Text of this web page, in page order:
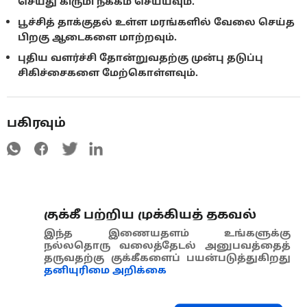
பூச்சித் தாக்குதல் உள்ள மரங்களில் வேலை செய்த
பிறகு ஆடைகளை மாற்றவும்.
புதிய வளர்ச்சி தோன்றுவதற்கு முன்பு தடுப்பு
சிகிச்சைகளை மேற்கொள்ளவும்.
பகிரவும்
குக்கீ பற்றிய முக்கியத் தகவல்
இந்த இணையதளம் உங்களுக்கு
நல்லதொரு வலைத்தேடல் அனுபவத்தைத்
தருவதற்கு குக்கீகளைப் பயன்படுத்துகிறது
தனியுரிமை அறிக்கை